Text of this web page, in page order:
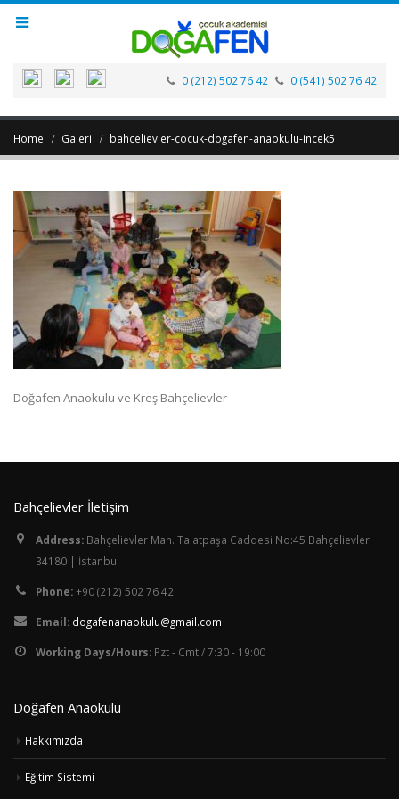
0 (212) 502 76 42 0 (541) 502 76 42
Home Galeri bahcelievler-cocuk-dogafen-anaokulu-incek5
Doğafen Anaokulu ve Kreş Bahçelievler
Bahçelievler İletişim
Address: Bahçelievler Mah. Talatpaşa Caddesi No:45 Bahçelievler
34180 | İstanbul
Phone:+90 (212) 502 76 42
Email: dogafenanaokulu@gmail.com
Working Days/Hours: Pzt - Cmt / 7:30 - 19:00
Doğafen Anaokulu
Hakkımızda
Eğitim Sistemi